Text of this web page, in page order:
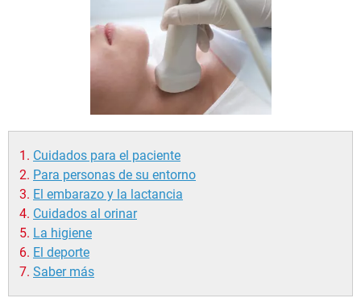
Cuidados para el paciente
Para personas de su entorno
El embarazo y la lactancia
Cuidados al orinar
La higiene
El deporte
Saber más